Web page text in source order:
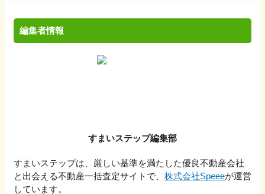
編集者情報
すまいステップ編集部
すまいステップは、厳しい基準を満たした優良不動産会社
と出会える不動産一括査定サイトで、 株式会社Speeeが運営
しています。